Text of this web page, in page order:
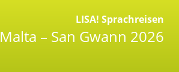
LISA! Sprachreisen
Malta – San Gwann 2026